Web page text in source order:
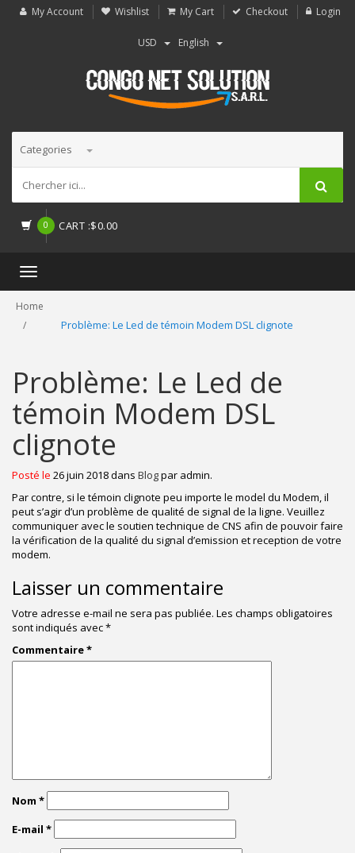
My Account Wishlist My Cart Checkout Login
USD English
Categories
0 CART :$0.00
Toggle
Home
Problème: Le Led de témoin Modem DSL clignote
Problème: Le Led de
témoin Modem DSL
clignote
Posté le 26 juin 2018 dans Blogpar admin.
Par contre, si le témoin clignote peu importe le model du Modem, il
peut s’agir d’un problème de qualité de signal de la ligne. Veuillez
communiquer avec le soutien technique de CNS afin de pouvoir faire
la vérification de la qualité du signal d’emission et reception de votre
modem.
Laisser un commentaire
Votre adresse e-mail ne sera pas publiée. Les champs obligatoires
sont indiqués avec*
Commentaire*
Nom *
E-mail *